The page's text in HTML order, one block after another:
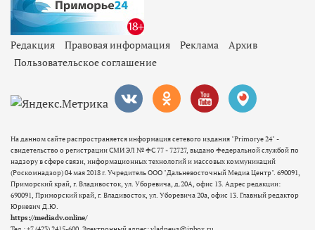
Редакция Правовая информация Реклама
Архив
Пользовательское соглашение
На данном сайте распространяется информация сетевого издания "Primorye 24" -
свидетельство о регистрации СМИ ЭЛ № ФС 77 - 72727, выдано Федеральной службой по
надзору в сфере связи, информационных технологий и массовых коммуникаций
(Роскомнадзор) 04 мая 2018 г. Учредитель ООО "Дальневосточный Медиа Центр". 690091,
Приморский край, г. Владивосток, ул. Уборевича, д.20А, офис 13. Адрес редакции:
690091, Приморский край, г. Владивосток, ул. Уборевича 20а, офис 13. Главный редактор
Юркевич Д.Ю.
https://mediadv.online/